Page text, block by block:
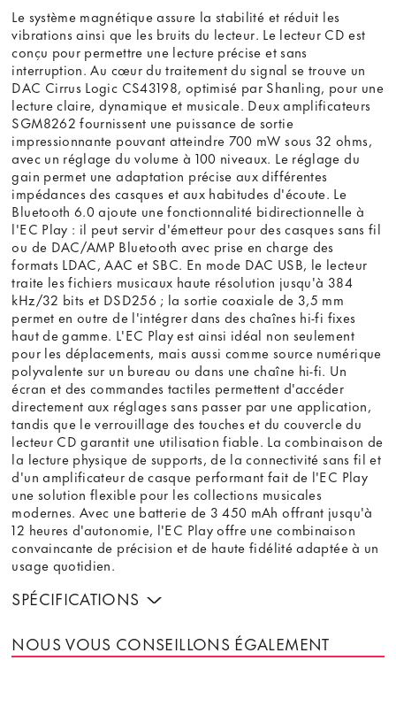
Le système magnétique assure la stabilité et réduit les
vibrations ainsi que les bruits du lecteur. Le lecteur CD est
conçu pour permettre une lecture précise et sans
interruption. Au cœur du traitement du signal se trouve un
DAC Cirrus Logic CS43198, optimisé par Shanling, pour une
lecture claire, dynamique et musicale. Deux amplificateurs
SGM8262 fournissent une puissance de sortie
impressionnante pouvant atteindre 700 mW sous 32 ohms,
avec un réglage du volume à 100 niveaux. Le réglage du
gain permet une adaptation précise aux différentes
impédances des casques et aux habitudes d'écoute. Le
Bluetooth 6.0 ajoute une fonctionnalité bidirectionnelle à
l'EC Play : il peut servir d'émetteur pour des casques sans fil
ou de DAC/AMP Bluetooth avec prise en charge des
formats LDAC, AAC et SBC. En mode DAC USB, le lecteur
traite les fichiers musicaux haute résolution jusqu'à 384
kHz/32 bits et DSD256 ; la sortie coaxiale de 3,5 mm
permet en outre de l'intégrer dans des chaînes hi-fi fixes
haut de gamme. L'EC Play est ainsi idéal non seulement
pour les déplacements, mais aussi comme source numérique
polyvalente sur un bureau ou dans une chaîne hi-fi. Un
écran et des commandes tactiles permettent d'accéder
directement aux réglages sans passer par une application,
tandis que le verrouillage des touches et du couvercle du
lecteur CD garantit une utilisation fiable. La combinaison de
la lecture physique de supports, de la connectivité sans fil et
d'un amplificateur de casque performant fait de l'EC Play
une solution flexible pour les collections musicales
modernes. Avec une batterie de 3 450 mAh offrant jusqu'à
12 heures d'autonomie, l'EC Play offre une combinaison
convaincante de précision et de haute fidélité adaptée à un
usage quotidien.
SPÉCIFICATIONS
NOUS VOUS CONSEILLONS ÉGALEMENT